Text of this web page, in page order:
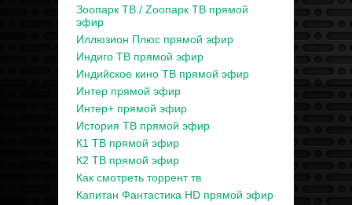
Зоопарк ТВ / Zooпарк ТВ прямой
эфир
Иллюзион Плюс прямой эфир
Индиго ТВ прямой эфир
Индийское кино ТВ прямой эфир
Интер прямой эфир
Интер+ прямой эфир
История ТВ прямой эфир
К1 ТВ прямой эфир
К2 ТВ прямой эфир
Как смотреть торрент тв
Капитан Фантастика HD прямой эфир